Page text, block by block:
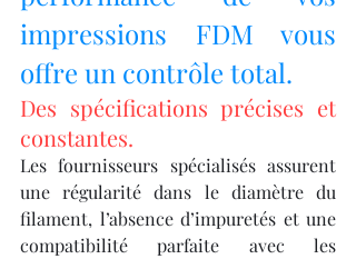
impressions FDM vous
offre un contrôle total.
Des spécifications précises et
constantes.
Les fournisseurs spécialisés assurent
une régularité dans le diamètre du
filament, l’absence d’impuretés et une
compatibilité parfaite avec les